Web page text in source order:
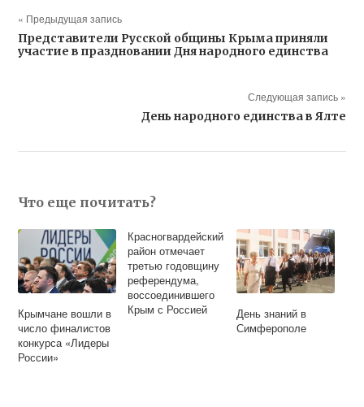
« Предыдущая запись
Представители Русской общины Крыма приняли
участие в праздновании Дня народного единства
Следующая запись »
День народного единства в Ялте
Что еще почитать?
Крымчане вошли в
число финалистов
конкурса «Лидеры
России»
Красногвардейский
район отмечает
третью годовщину
референдума,
воссоединившего
Крым с Россией
День знаний в
Симферополе